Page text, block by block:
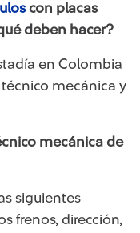
con placas
deben hacer?
en Colombia
mecánica y
mecánica de
siguientes
frenos, dirección,